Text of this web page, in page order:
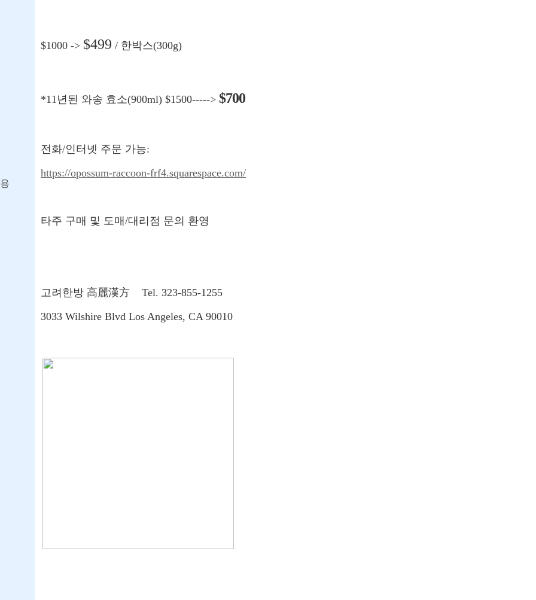
$1000 -> $499 / 한박스(300g)
*11년된 와송 효소(900ml) $1500-----> $700
전화/인터넷 주문 가능:
https://opossum-raccoon-frf4.squarespace.com/
타주 구매 및 도매/대리점 문의 환영
고려한방 高麗漢方 Tel. 323-855-1255
3033 Wilshire Blvd Los Angeles, CA 90010